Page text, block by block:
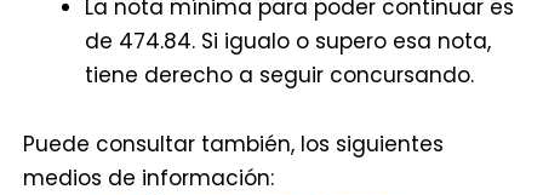
La nota mínima para poder continuar es
de 474.84. Si igualo o supero esa nota,
tiene derecho a seguir concursando.
Puede consultar también, los siguientes
medios de información: